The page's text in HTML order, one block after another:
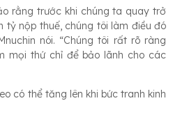
rằng trước khi chúng ta quay trở
tỷ nộp thuế, chúng tôi làm điều đó
nói. “Chúng tôi rất rõ ràng
mọi thứ chỉ để bảo lãnh cho các
có thể tăng lên khi bức tranh kinh